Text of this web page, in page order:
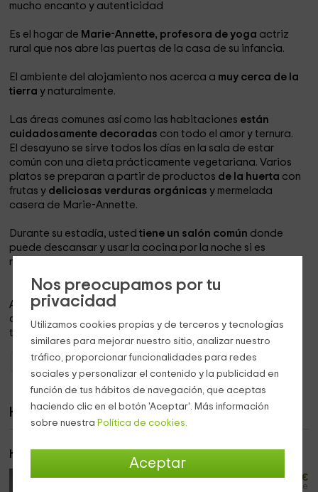
Nos preocupamos por tu
privacidad
Utilizamos cookies propias y de terceros y tecnologías
similares para mejorar nuestro sitio, analizar nuestro
tráfico, proporcionar funcionalidades para redes
sociales y personalizar el contenido y la publicidad en
función de tus hábitos de navegación, que aceptas
haciendo clic en el botón 'Aceptar'. Más información
sobre nuestra Política de cookies.
Aceptar
mucho encanto y autenticidad
Es el hogar de Marie-Annette, profesora de yoga actriz
rural que nos abre las puertas de la casa de su infancia.
El ambiente del alojamiento nos acerca a muy cerca de la
tierray naturalmente.
Las áreas comunes así como las habitaciones están
cuidadosamente decoradas con todo el amor y ternura.
El desayuno se sirve todos los días en la sala de estar
común con una dieta prácticamente vegetariana. Varios
platos se preparan a partir de productos de la huerta con
frutas y deliciosas verduras orgánicasy mermelada
casera de Marie-Annette.
Durante su estadía, usted tiene un salón común donde
puede descansar y usar la cocina por la noche si es
necesario.
Alrededor de la casa puedes
caminar en la colina que se llena de calma y paz. Y termina
tus días con
una sesión de yoga con Marie-Annette.
Casas Rurales Aquitania Casas Rurales Dordoña
Habitaciones
Habitación 1
desde20
€
persona y noche